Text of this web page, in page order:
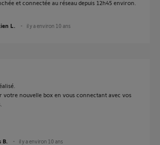
et connectée au réseau depuis 12h45 environ.
L. il y a environ 10 ans
votre nouvelle box en vous connectant avec vos
B. il y a environ 10 ans